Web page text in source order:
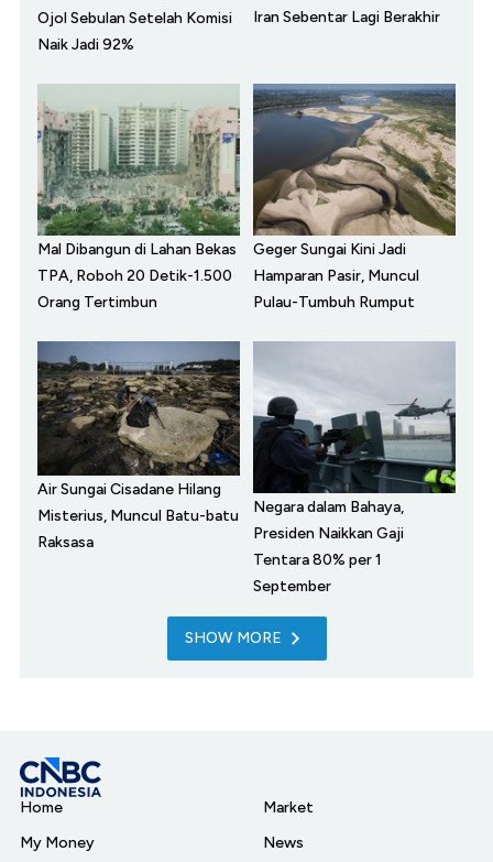
Ojol Sebulan Setelah Komisi
Naik Jadi 92%
Iran Sebentar Lagi Berakhir
Mal Dibangun di Lahan Bekas
TPA, Roboh 20 Detik-1.500
Orang Tertimbun
Geger Sungai Kini Jadi
Hamparan Pasir, Muncul
Pulau-Tumbuh Rumput
Air Sungai Cisadane Hilang
Misterius, Muncul Batu-batu
Raksasa
Negara dalam Bahaya,
Presiden Naikkan Gaji
Tentara 80% per 1
September
SHOW MORE
Home
My Money
Market
News